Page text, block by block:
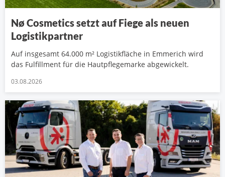
Nø Cosmetics setzt auf Fiege als neuen
Logistikpartner
Auf insgesamt 64.000 m² Logistikfläche in Emmerich wird
das Fulfillment für die Hautpflegemarke abgewickelt.
03.08.2026